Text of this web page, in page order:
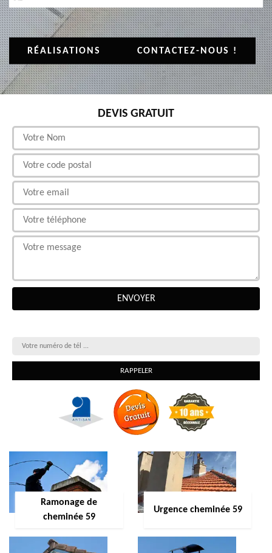
RÉALISATIONS CONTACTEZ-NOUS !
DEVIS GRATUIT
Ramonage de
cheminée 59
Urgence cheminée 59